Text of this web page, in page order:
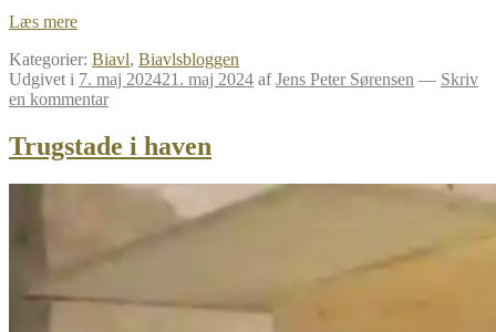
Læs mereNye
til
2025
Kategorier: Biavl, Biavlsbloggen
Udgivet i 7. maj 202421. maj 2024 afJens Peter Sørensen — Skriv
en kommentar
Trugstade i haven